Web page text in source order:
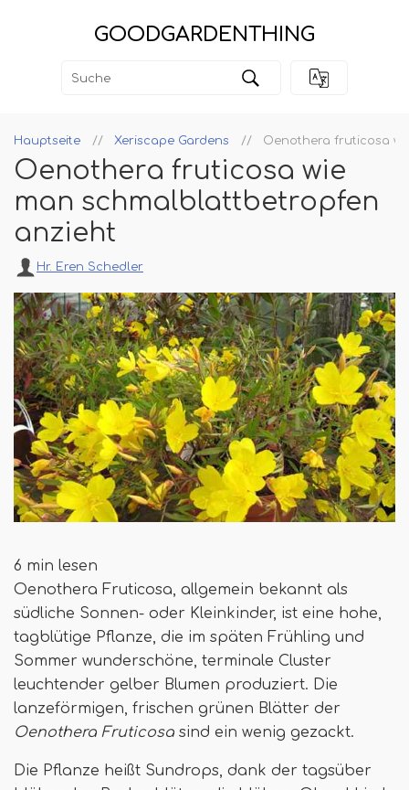
GOODGARDENTHING
Hauptseite Xeriscape Gardens Oenothera fruticosa
Oenothera fruticosa wie
man schmalblattbetropfen
anzieht
Hr. Eren Schedler
6 min lesen
Oenothera Fruticosa, allgemein bekannt als
südliche Sonnen- oder Kleinkinder, ist eine hohe,
tagblütige Pflanze, die im späten Frühling und
Sommer wunderschöne, terminale Cluster
leuchtender gelber Blumen produziert. Die
lanzeförmigen, frischen grünen Blätter der
Oenothera Fruticosa sind ein wenig gezackt.
Die Pflanze heißt Sundrops, dank der tagsüber